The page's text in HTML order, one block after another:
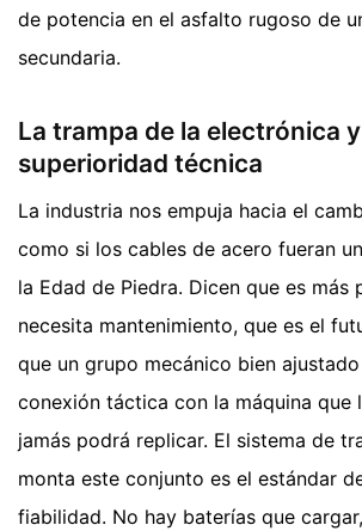
de potencia en el asfalto rugoso de
secundaria.
La trampa de la electrónica
superioridad técnica
La industria nos empuja hacia el
como si los cables de acero fueran
la Edad de Piedra. Dicen que es más
necesita mantenimiento, que es el
que un grupo mecánico bien
conexión táctica con la máquina que
jamás podrá replicar. El sistema de
monta este conjunto es el estándar
fiabilidad. No hay baterías que